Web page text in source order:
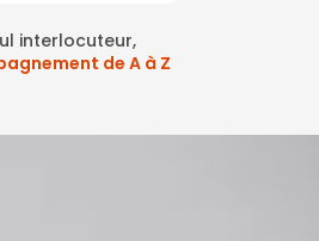
interlocuteur,
de A à Z